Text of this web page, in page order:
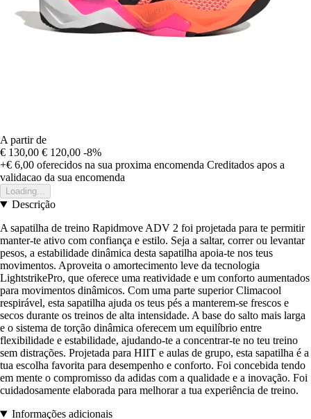
A partir de
€ 130,00 € 120,00 -8%
+€ 6,00 oferecidos na sua proxima encomenda Creditados apos a
validacao da sua encomenda
Loading...
Descrição
A sapatilha de treino Rapidmove ADV 2 foi projetada para te permitir
manter-te ativo com confiança e estilo. Seja a saltar, correr ou levantar
pesos, a estabilidade dinâmica desta sapatilha apoia-te nos teus
movimentos. Aproveita o amortecimento leve da tecnologia
LightstrikePro, que oferece uma reatividade e um conforto aumentados
para movimentos dinâmicos. Com uma parte superior Climacool
respirável, esta sapatilha ajuda os teus pés a manterem-se frescos e
secos durante os treinos de alta intensidade. A base do salto mais larga
e o sistema de torção dinâmica oferecem um equilíbrio entre
flexibilidade e estabilidade, ajudando-te a concentrar-te no teu treino
sem distrações. Projetada para HIIT e aulas de grupo, esta sapatilha é a
tua escolha favorita para desempenho e conforto. Foi concebida tendo
em mente o compromisso da adidas com a qualidade e a inovação. Foi
cuidadosamente elaborada para melhorar a tua experiência de treino.
Informações adicionais